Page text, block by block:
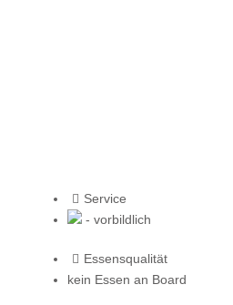
Service
- vorbildlich
Essensqualität
kein Essen an Board